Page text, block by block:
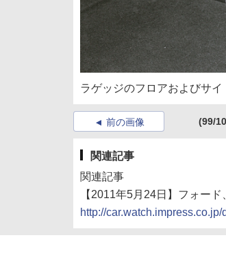
ラゲッジのフロアおよびサ
前の画像 (99/
関連記事
関連記事
【2011年5月24日】フォー
http://